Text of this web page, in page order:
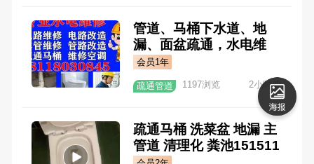
管道、马桶下水道、地
漏、面盆疏通，水电维
修，花洒，取丝，角阀，
太阳能，空调维修移机充
氟。 18118030845
会员1年
疏通管道 1197浏览 2小时前
疏通马桶 洗菜盆 地漏 主
管道 清理化 粪池151511